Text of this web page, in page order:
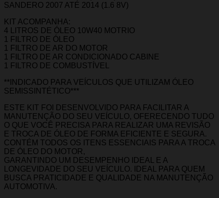
SANDERO 2007 ATÉ 2014 (1.6 8V)
KIT ACOMPANHA:
4 LITROS DE ÓLEO 10W40 MOTRIO
1 FILTRO DE ÓLEO
1 FILTRO DE AR DO MOTOR
1 FILTRO DE AR CONDICIONADO CABINE
1 FILTRO DE COMBUSTÍVEL
**INDICADO PARA VEÍCULOS QUE UTILIZAM ÓLEO
SEMISSINTÉTICO***
ESTE KIT FOI DESENVOLVIDO PARA FACILITAR A
MANUTENÇÃO DO SEU VEÍCULO, OFERECENDO TUDO
O QUE VOCÊ PRECISA PARA REALIZAR UMA REVISÃO
E TROCA DE ÓLEO DE FORMA EFICIENTE E SEGURA.
CONTÉM TODOS OS ITENS ESSENCIAIS PARA A TROCA
DE ÓLEO DO MOTOR,
GARANTINDO UM DESEMPENHO IDEAL E A
LONGEVIDADE DO SEU VEÍCULO. IDEAL PARA QUEM
BUSCA PRATICIDADE E QUALIDADE NA MANUTENÇÃO
AUTOMOTIVA.